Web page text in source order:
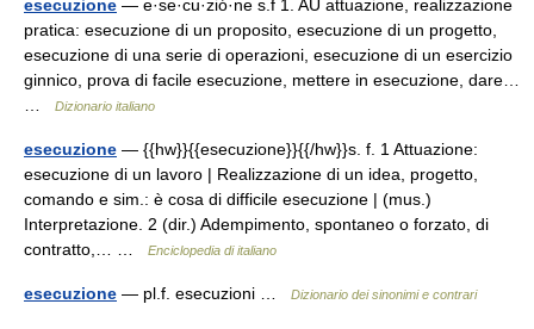
esecuzione — e·se·cu·zió·ne s.f 1. AU attuazione, realizzazione
pratica: esecuzione di un proposito, esecuzione di un progetto,
esecuzione di una serie di operazioni, esecuzione di un esercizio
ginnico, prova di facile esecuzione, mettere in esecuzione, dare…
Dizionario italiano
esecuzione — {{hw}}{{esecuzione}}{{/hw}}s. f. 1 Attuazione:
esecuzione di un lavoro | Realizzazione di un idea, progetto,
comando e sim.: è cosa di difficile esecuzione | (mus.)
Interpretazione. 2 (dir.) Adempimento, spontaneo o forzato, di
contratto,… …
Enciclopedia di italiano
esecuzione — pl.f. esecuzioni … Dizionario dei sinonimi e contrari